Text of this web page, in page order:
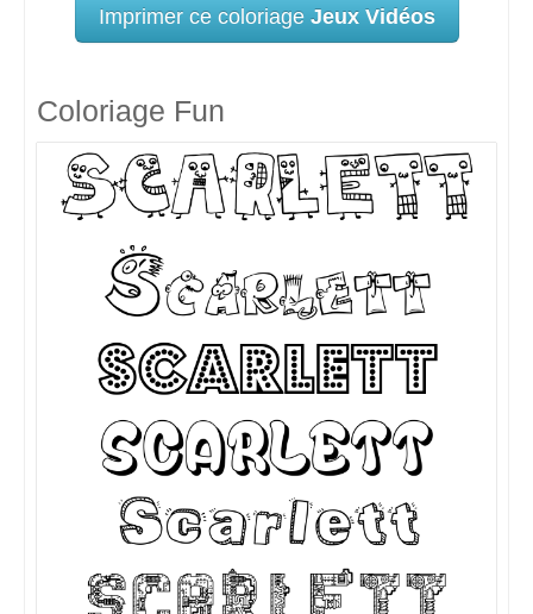
Imprimer ce coloriage Jeux Vidéos
Coloriage Fun